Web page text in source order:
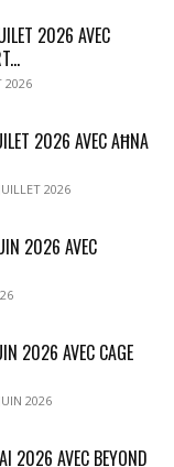
2026 AVEC
2026
2026 AVEC AĦNA
2026
2026 AVEC
2026 AVEC CAGE
2026
2026 AVEC BEYOND